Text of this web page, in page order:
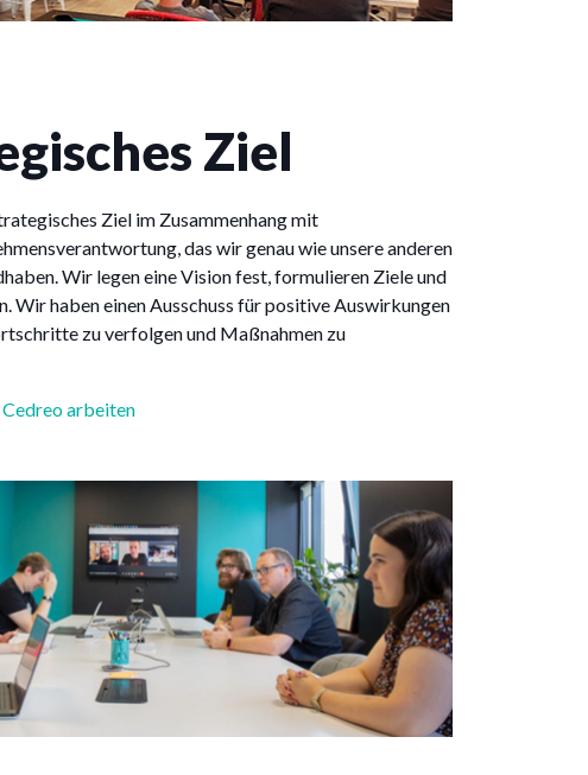
Ziel
Ziel im Zusammenhang mit
das wir genau wie unsere anderen
Wir legen eine Vision fest, formulieren Ziele und
Wir haben einen Ausschuss für positive Auswirkungen
zu verfolgen und Maßnahmen zu
arbeiten